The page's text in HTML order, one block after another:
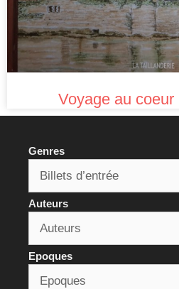
Voyage au coeur
Genres
Auteurs
Epoques